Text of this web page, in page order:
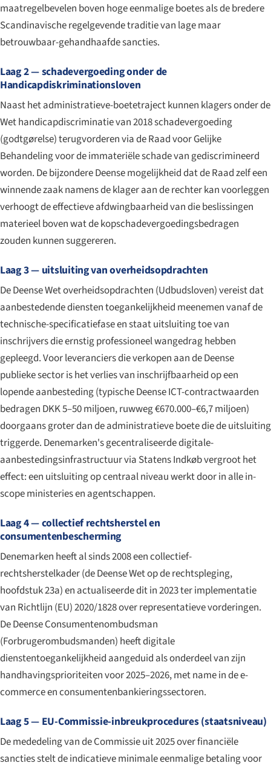
maatregelbevelen boven hoge eenmalige boetes als de bredere
Scandinavische regelgevende traditie van lage maar
betrouwbaar-gehandhaafde sancties.
Laag 2 — schadevergoeding onder de
Handicapdiskriminationsloven
Naast het administratieve-boetetraject kunnen klagers onder de
Wet handicapdiscriminatie van 2018 schadevergoeding
(godtgørelse) terugvorderen via de Raad voor Gelijke
Behandeling voor de immateriële schade van gediscrimineerd
worden. De bijzondere Deense mogelijkheid dat de Raad zelf een
winnende zaak namens de klager aan de rechter kan voorleggen
verhoogt de effectieve afdwingbaarheid van die beslissingen
materieel boven wat de kopschadevergoedingsbedragen
zouden kunnen suggereren.
Laag 3 — uitsluiting van overheidsopdrachten
De Deense Wet overheidsopdrachten (Udbudsloven) vereist dat
aanbestedende diensten toegankelijkheid meenemen vanaf de
technische-specificatiefase en staat uitsluiting toe van
inschrijvers die ernstig professioneel wangedrag hebben
gepleegd. Voor leveranciers die verkopen aan de Deense
publieke sector is het verlies van inschrijfbaarheid op een
lopende aanbesteding (typische Deense ICT-contractwaarden
bedragen DKK 5–50 miljoen, ruwweg €670.000–€6,7 miljoen)
doorgaans groter dan de administratieve boete die de uitsluiting
triggerde. Denemarken's gecentraliseerde digitale-
aanbestedingsinfrastructuur via Statens Indkøb vergroot het
effect: een uitsluiting op centraal niveau werkt door in alle in-
scope ministeries en agentschappen.
Laag 4 — collectief rechtsherstel en
consumentenbescherming
Denemarken heeft al sinds 2008 een collectief-
rechtsherstelkader (de Deense Wet op de rechtspleging,
hoofdstuk 23a) en actualiseerde dit in 2023 ter implementatie
van Richtlijn (EU) 2020/1828 over representatieve vorderingen.
De Deense Consumentenombudsman
(Forbrugerombudsmanden) heeft digitale
diensten­toegankelijkheid aangeduid als onderdeel van zijn
handhavingsprioriteiten voor 2025–2026, met name in de e-
commerce en consumentenbankieringssectoren.
Laag 5 — EU-Commissie-inbreukprocedures (staatsniveau)
De mededeling van de Commissie uit 2025 over financiële
sancties stelt de indicatieve minimale eenmalige betaling voor